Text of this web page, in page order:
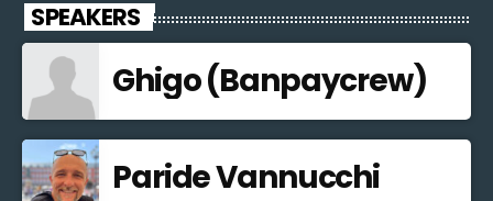
SPEAKERS
Ghigo (Banpaycrew)
Paride Vannucchi